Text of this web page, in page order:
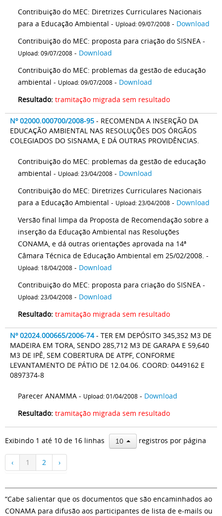
Contribuição do MEC: Diretrizes Curriculares Nacionais
para a Educação Ambiental - Upload: 09/07/2008 - Download
Contribuição do MEC: proposta para criação do SISNEA -
Upload: 09/07/2008 - Download
Contribuição do MEC: problemas da gestão de educação
ambiental - Upload: 09/07/2008 - Download
Resultado: tramitação migrada sem resultado
Nº 02000.000700/2008-95 - RECOMENDA A INSERÇÃO DA
EDUCAÇÃO AMBIENTAL NAS RESOLUÇÕES DOS ÓRGÃOS
COLEGIADOS DO SISNAMA, E DÁ OUTRAS PROVIDÊNCIAS.
Contribuição do MEC: problemas da gestão de educação
ambiental - Upload: 23/04/2008 - Download
Contribuição do MEC: Diretrizes Curriculares Nacionais
para a Educação Ambiental - Upload: 23/04/2008 - Download
Versão final limpa da Proposta de Recomendação sobre a
inserção da Educação Ambiental nas Resoluções
CONAMA, e dá outras orientações aprovada na 14ª
Câmara Técnica de Educação Ambiental em 25/02/2008. -
Upload: 18/04/2008 - Download
Contribuição do MEC: proposta para criação do SISNEA -
Upload: 23/04/2008 - Download
Resultado: tramitação migrada sem resultado
Nº 02024.000665/2006-74 - TER EM DEPÓSITO 345,352 M3 DE
MADEIRA EM TORA, SENDO 285,712 M3 DE GARAPA E 59,640
M3 DE IPÊ, SEM COBERTURA DE ATPF, CONFORME
LEVANTAMENTO DE PÁTIO DE 12.04.06. COORD: 0449162 E
0897374-8
Parecer ANAMMA - Upload: 01/04/2008 - Download
Resultado: tramitação migrada sem resultado
Exibindo 1 até 10 de 16 linhas 10 registros por página
‹ 1 2 ›
“Cabe salientar que os documentos que são encaminhados ao
CONAMA para difusão aos participantes de lista de e-mails ou